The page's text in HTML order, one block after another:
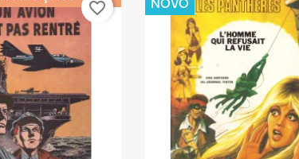
favorite_border